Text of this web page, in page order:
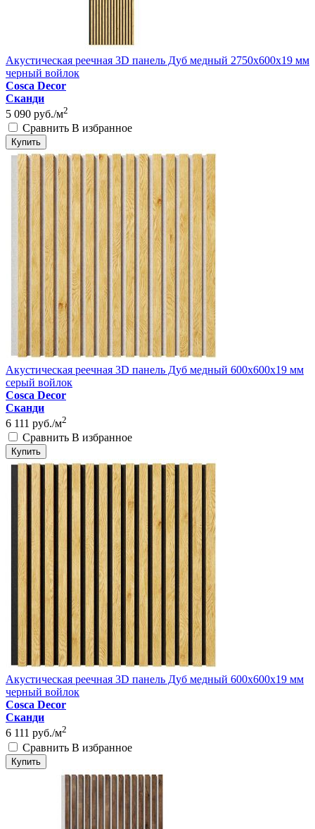
Акустическая реечная 3D панель Дуб медный 2750x600x19 мм
черный войлок
Cosca Decor
Сканди
5 090 руб./м2
Сравнить В избранное
Купить
Акустическая реечная 3D панель Дуб медный 600x600x19 мм
серый войлок
Cosca Decor
Сканди
6 111 руб./м2
Сравнить В избранное
Купить
Акустическая реечная 3D панель Дуб медный 600x600x19 мм
черный войлок
Cosca Decor
Сканди
6 111 руб./м2
Сравнить В избранное
Купить